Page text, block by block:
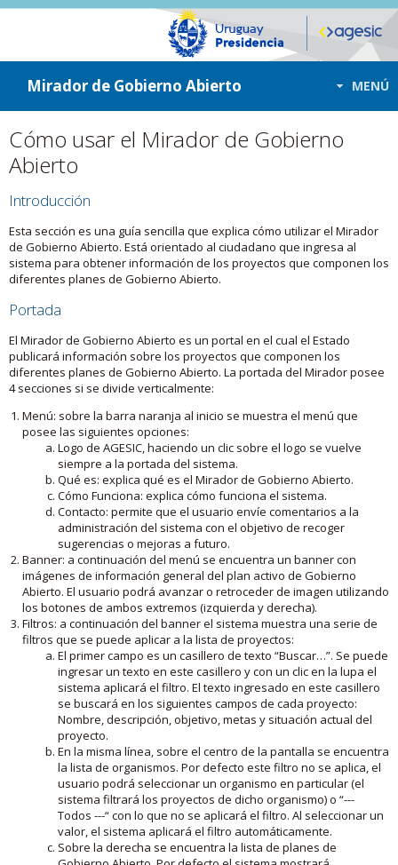
ir a contenido
ir al menú
Mirador de Gobierno Abierto MENÚ
Cómo usar el Mirador de Gobierno
Abierto
Introducción
Esta sección es una guía sencilla que explica cómo utilizar el Mirador
de Gobierno Abierto. Está orientado al ciudadano que ingresa al
sistema para obtener información de los proyectos que componen los
diferentes planes de Gobierno Abierto.
Portada
El Mirador de Gobierno Abierto es un portal en el cual el Estado
publicará información sobre los proyectos que componen los
diferentes planes de Gobierno Abierto. La portada del Mirador posee
4 secciones si se divide verticalmente:
Menú: sobre la barra naranja al inicio se muestra el menú que
posee las siguientes opciones:
Logo de AGESIC, haciendo un clic sobre el logo se vuelve
siempre a la portada del sistema.
Qué es: explica qué es el Mirador de Gobierno Abierto.
Cómo Funciona: explica cómo funciona el sistema.
Contacto: permite que el usuario envíe comentarios a la
administración del sistema con el objetivo de recoger
sugerencias o mejoras a futuro.
Banner: a continuación del menú se encuentra un banner con
imágenes de información general del plan activo de Gobierno
Abierto. El usuario podrá avanzar o retroceder de imagen utilizando
los botones de ambos extremos (izquierda y derecha).
Filtros: a continuación del banner el sistema muestra una serie de
filtros que se puede aplicar a la lista de proyectos:
El primer campo es un casillero de texto “Buscar…”. Se puede
ingresar un texto en este casillero y con un clic en la lupa el
sistema aplicará el filtro. El texto ingresado en este casillero
se buscará en los siguientes campos de cada proyecto:
Nombre, descripción, objetivo, metas y situación actual del
proyecto.
En la misma línea, sobre el centro de la pantalla se encuentra
la lista de organismos. Por defecto este filtro no se aplica, el
usuario podrá seleccionar un organismo en particular (el
sistema filtrará los proyectos de dicho organismo) o “---
Todos ---“ con lo que no se aplicará el filtro. Al seleccionar un
valor, el sistema aplicará el filtro automáticamente.
Sobre la derecha se encuentra la lista de planes de